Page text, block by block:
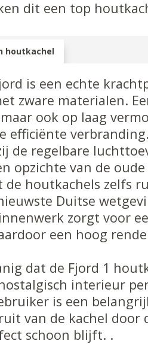
dit een top
houtkachel
is een echte
zware materialen.
ook op laag
efficiënte
de regelbare
opzichte van de
houtkachels zelfs
Duitse
zorgt voor
een hoog
dat de Fjord 1
interieur
is een
van de kachel door
schoon blijft. .